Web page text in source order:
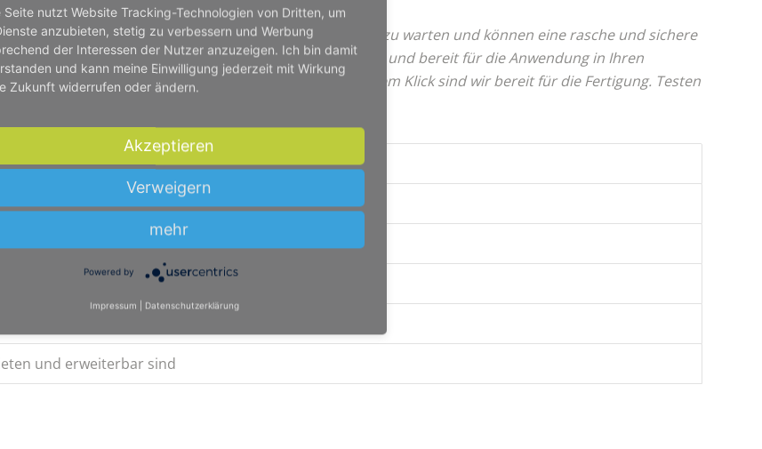
nicht ewig auf Ihren persönlichen Garderobenschrank zu warten und können eine rasche und sichere
Sie bis vor Ihre Haustür vollständig zusammengebaut und bereit für die Anwendung in Ihren
Design so, wie Sie es haben möchten, und mit bloß einem Klick sind wir bereit für die Fertigung. Testen
und Universitäten in Geldern
hohe Qualität
und erweiterbar sind
Seite nutzt Website Tracking-Technologien von Dritten, um
anzubieten, stetig zu verbessern und Werbung
der Interessen der Nutzer anzuzeigen. Ich bin damit
und kann meine Einwilligung jederzeit mit Wirkung
Zukunft widerrufen oder ändern.
Akzeptieren
Verweigern
mehr
Powered by
Impressum Datenschutzerklärung